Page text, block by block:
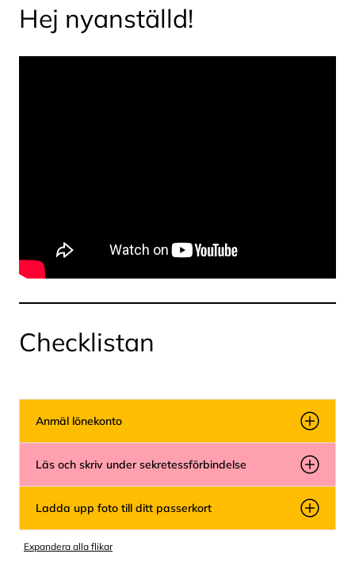
Hej nyanställd!
Checklistan
Anmäl lönekonto
Läs och skriv under sekretessförbindelse
Ladda upp foto till ditt passerkort
Expandera alla flikar